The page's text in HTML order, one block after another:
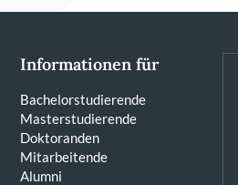
Informationen für
Bachelorstudierende
Masterstudierende
Doktoranden
Mitarbeitende
Alumni